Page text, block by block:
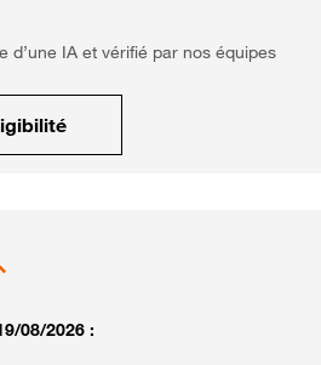
d’une IA et vérifié par nos équipes
08/2026 :